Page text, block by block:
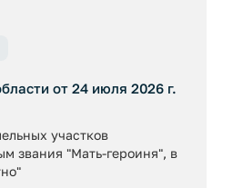
от 24 июля 2026 г.
участков
звания "Мать-героиня", в